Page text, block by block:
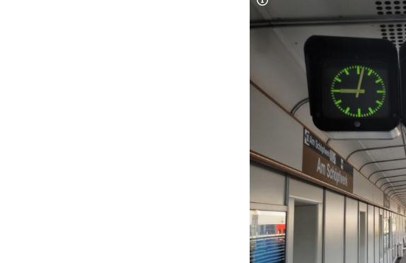
Copyright-Hinweis öffnen/